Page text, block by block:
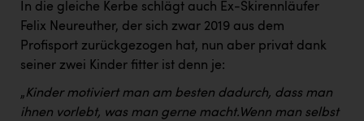
In die gleiche Kerbe schlägt auch Ex-Skirennläufer
Felix Neureuther, der sich zwar 2019 aus dem
Profisport zurückgezogen hat, nun aber privat dank
seiner zwei Kinder fitter ist denn je:
„Kinder motiviert man am besten dadurch, dass man
ihnen vorlebt, was man gerne macht.Wenn man selbst